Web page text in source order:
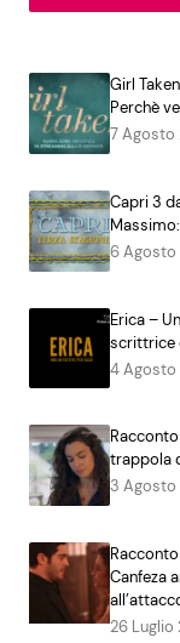
Girl
Perchè
7 Agosto
Capri 3
6 Agosto
Erica –
scrittrice
4 Agosto
trappola
3 Agosto
Canfeza
26 Luglio